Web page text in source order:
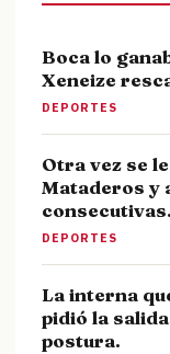
Boca lo
Xeneize
DEPORTES
Otra vez se
Mataderos y
consecutivas.
DEPORTES
La interna
pidió la
postura.